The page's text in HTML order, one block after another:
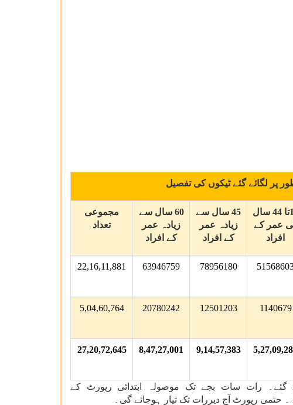
پر لگائے گئے ٹیکوں کی تفصیل
18تا 44 سال
عمر کے
افراد
45 سال سے
زیادہ عمر
کے افراد
60 سال سے
زیادہ عمر
کے افراد
مجموعی
تعداد
78956180
63946759
22,16,11,881
1140679
12501203
20780242
5,04,60,764
9,14,57,383
8,47,27,001
27,20,72,645
گئے۔ رات سات بجے تک موصولہ ابتدائی رپورٹ کے
حتمی رپورٹ آج دیررات تک تیار ہوجائے گی۔